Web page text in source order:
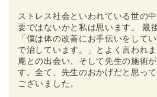
ストレス社会といわれている世の
要ではないかと私は思います。 最
「僕は体の改善にお手伝いをして
で治しています。」とよく言われ
庵との出会い、そして先生の施術
す。全て、先生のおかげだと思っ
ございました。